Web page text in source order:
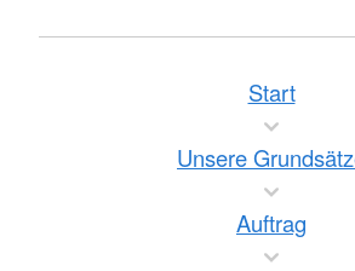
Start
Unsere
Auftrag